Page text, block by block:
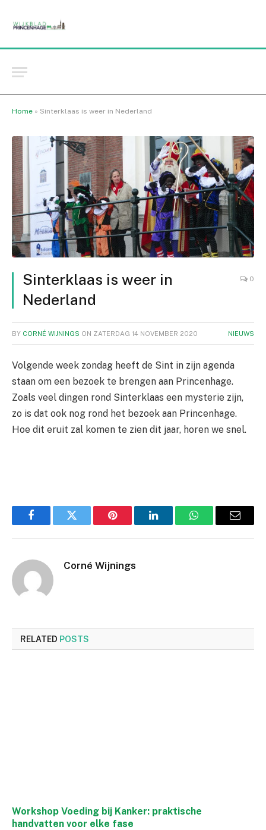
Home » Sinterklaas is weer in Nederland
Sinterklaas is weer in
Nederland
0
BY CORNÉ WIJNINGS ON ZATERDAG 14 NOVEMBER 2020 NIEUWS
Volgende week zondag heeft de Sint in zijn agenda
staan om een bezoek te brengen aan Princenhage.
Zoals veel dingen rond Sinterklaas een mysterie zijn,
zo is dat ook nog rond het bezoek aan Princenhage.
Hoe dit eruit zal komen te zien dit jaar, horen we snel.
FacebookTwitter Pinterest LinkedInWhatsAppEmail
Corné Wijnings
RELATED POSTS
Workshop Voeding bij Kanker: praktische
handvatten voor elke fase